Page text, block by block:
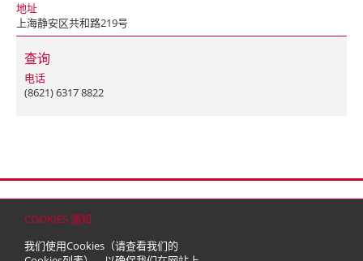
COOKIES 通知
我们使用Cookies（请查看我们的
地址
上海静安区共和路219号
查询
电话
(8621) 6317 8822
© 2026 嘉里建设有限公司 (于百慕达注册成立之有限公司)